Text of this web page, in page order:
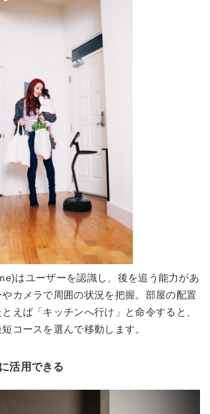
はユーザーを認識し、後を追う能力があ
カメラで周囲の状況を把握。部屋の配置
えば「キッチンへ行け」と命令すると、
コースを選んで移動します。
活用できる